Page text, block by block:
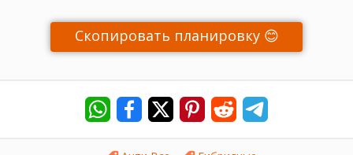
Скопировать планировку 😊